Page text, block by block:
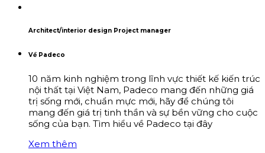
Architect/interior design Project manager
Về Padeco
10 năm kinh nghiệm trong lĩnh vực thiết kế kiến trúc
nội thất tại Việt Nam, Padeco mang đến những giá
trị sống mới, chuẩn mực mới, hãy để chúng tôi
mang đến giá trị tinh thần và sự bền vững cho cuộc
sống của bạn. Tìm hiểu về Padeco tại đây
Xem thêm